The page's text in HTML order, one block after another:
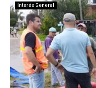
Interés General